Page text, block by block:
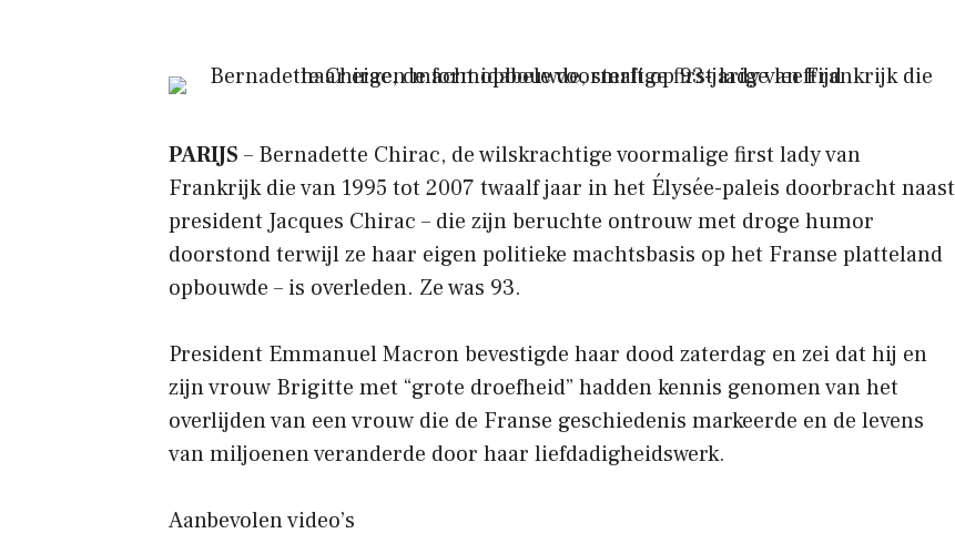
PARIJS – Bernadette Chirac, de wilskrachtige voormalige first lady van
Frankrijk die van 1995 tot 2007 twaalf jaar in het Élysée-paleis doorbracht naast
president Jacques Chirac – die zijn beruchte ontrouw met droge humor
doorstond terwijl ze haar eigen politieke machtsbasis op het Franse platteland
opbouwde – is overleden. Ze was 93.
President Emmanuel Macron bevestigde haar dood zaterdag en zei dat hij en
zijn vrouw Brigitte met “grote droefheid” hadden kennis genomen van het
overlijden van een vrouw die de Franse geschiedenis markeerde en de levens
van miljoenen veranderde door haar liefdadigheidswerk.
Aanbevolen video’s